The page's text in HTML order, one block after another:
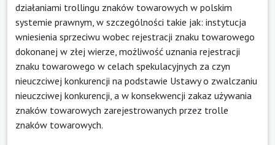
działaniami trollingu znaków towarowych w polskim
systemie prawnym, w szczególności takie jak: instytucja
wniesienia sprzeciwu wobec rejestracji znaku towarowego
dokonanej w złej wierze, możliwość uznania rejestracji
znaku towarowego w celach spekulacyjnych za czyn
nieuczciwej konkurencji na podstawie Ustawy o zwalczaniu
nieuczciwej konkurencji, a w konsekwencji zakaz używania
znaków towarowych zarejestrowanych przez trolle
znaków towarowych.